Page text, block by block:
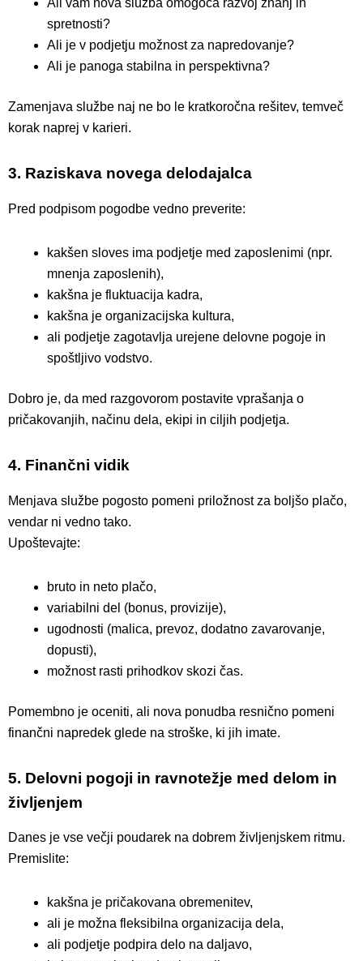
Ali vam nova služba omogoča razvoj znanj in
spretnosti?
Ali je v podjetju možnost za napredovanje?
Ali je panoga stabilna in perspektivna?
Zamenjava službe naj ne bo le kratkoročna rešitev, temveč
korak naprej v karieri.
3. Raziskava novega delodajalca
Pred podpisom pogodbe vedno preverite:
kakšen sloves ima podjetje med zaposlenimi (npr.
mnenja zaposlenih),
kakšna je fluktuacija kadra,
kakšna je organizacijska kultura,
ali podjetje zagotavlja urejene delovne pogoje in
spoštljivo vodstvo.
Dobro je, da med razgovorom postavite vprašanja o
pričakovanjih, načinu dela, ekipi in ciljih podjetja.
4. Finančni vidik
Menjava službe pogosto pomeni priložnost za boljšo plačo,
vendar ni vedno tako.
Upoštevajte:
bruto in neto plačo,
variabilni del (bonus, provizije),
ugodnosti (malica, prevoz, dodatno zavarovanje,
dopusti),
možnost rasti prihodkov skozi čas.
Pomembno je oceniti, ali nova ponudba resnično pomeni
finančni napredek glede na stroške, ki jih imate.
5. Delovni pogoji in ravnotežje med delom in
življenjem
Danes je vse večji poudarek na dobrem življenjskem ritmu.
Premislite:
kakšna je pričakovana obremenitev,
ali je možna fleksibilna organizacija dela,
ali podjetje podpira delo na daljavo,